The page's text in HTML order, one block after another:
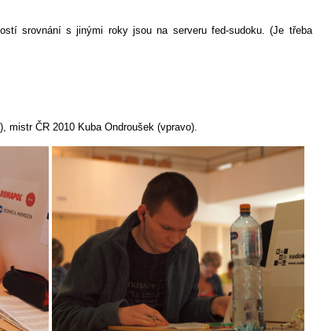
srovnání s jinými roky jsou na serveru fed-sudoku. (Je třeba
mistr ČR 2010 Kuba Ondroušek (vpravo).